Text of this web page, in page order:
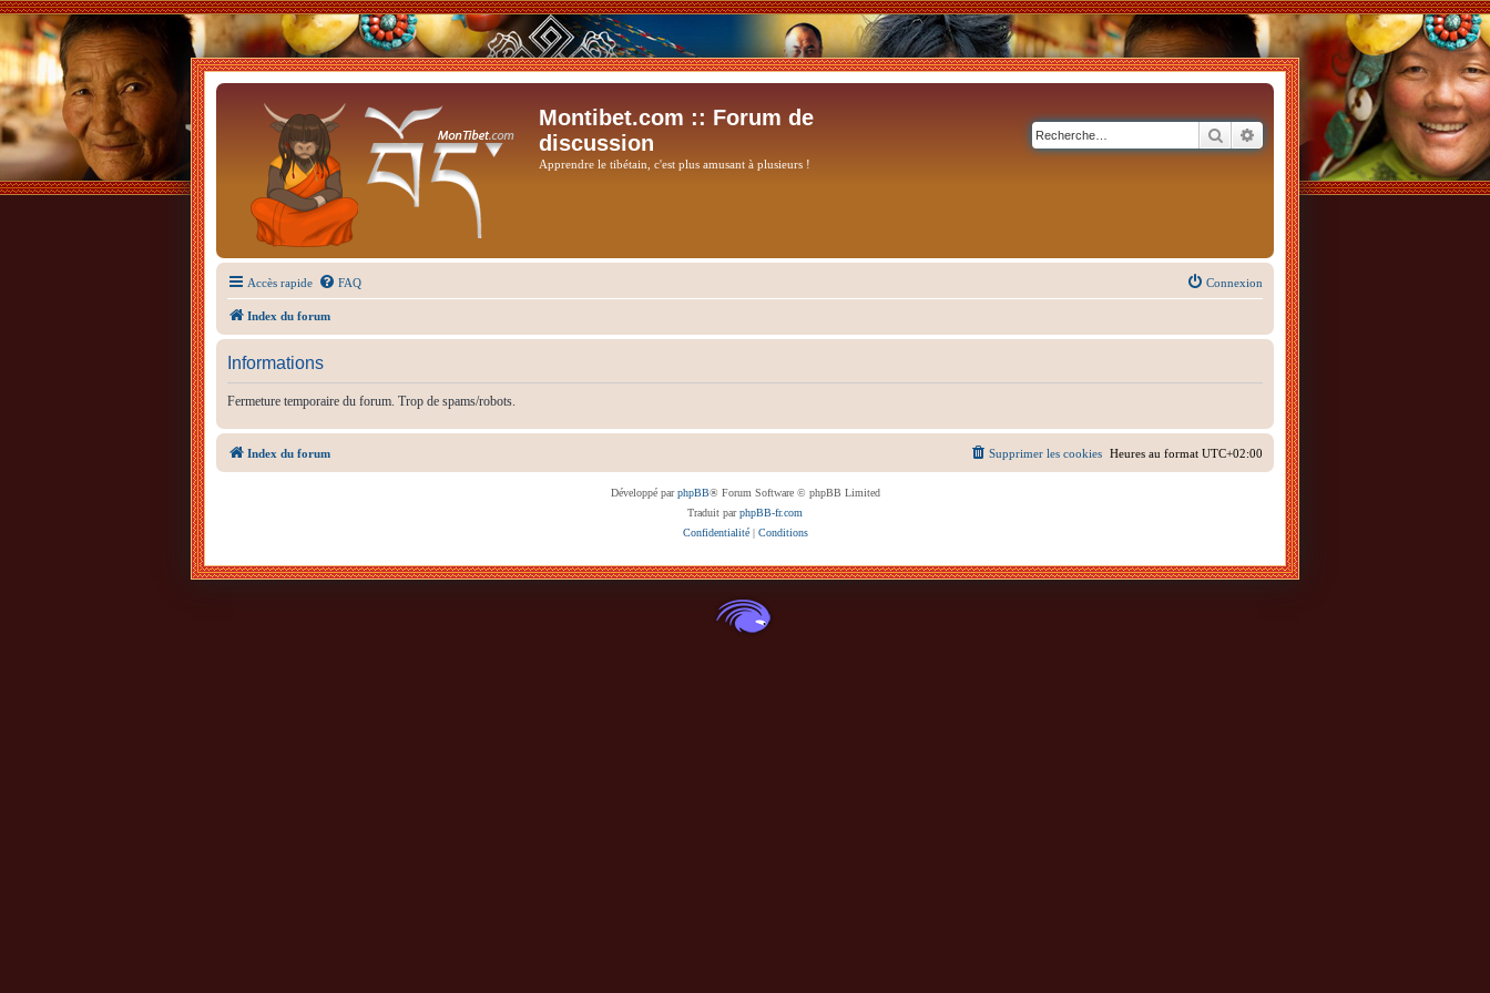
Montibet.com :: Forum de
discussion
Apprendre le tibétain, c'est plus amusant à plusieurs !
RechercherRecherche avancée
Accès rapide FAQ Connexion
Index du forum
Informations
Fermeture temporaire du forum. Trop de spams/robots.
Index du forum Heures au format UTC+02:00
Supprimer les cookies
Développé parphpBB® Forum Software © phpBB Limited
Traduit parphpBB-fr.com
Confidentialité| Conditions